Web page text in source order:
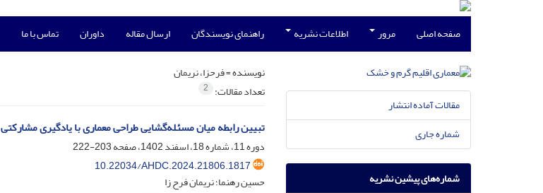
صفحه اصلی مرور اطلاعات نشریه راهنمای نویسندگان ارسال مقاله داوران تماس با ما
نویسنده =فرحزا، نریمان
تعداد مقالات: 2
تبیین رابطه میان مسئله‌گشایی طراحی معماری با یادگیری مشارکتی
دوره 11، شماره 18، اسفند 1402، صفحه
203-222
10.22034/AHDC.2024.21806.1817
حسین رهنما؛ نریمان فرح زا
مقالات آماده انتشار
شماره جاری
شماره‌های پیشین نشریه